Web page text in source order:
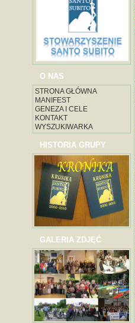
O NAS
STRONA GŁÓWNA
MANIFEST
GENEZA I CELE
KONTAKT
WYSZUKIWARKA
HISTORIA GRUPY
GALERIA ZDJĘĆ